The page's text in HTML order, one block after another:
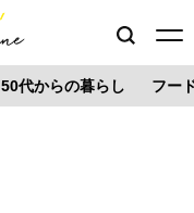
50代からの暮らし フー